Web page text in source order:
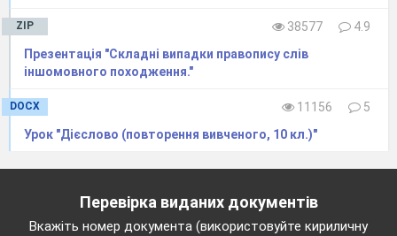
ZIP 38577
4.9
Презентація "Складні випадки правопису слів
іншомовного походження."
DOCX 11156
5
Урок "Дієслово (повторення вивченого, 10 кл.)"
Перевірка виданих документів
Вкажіть номер документа (використовуйте кириличну